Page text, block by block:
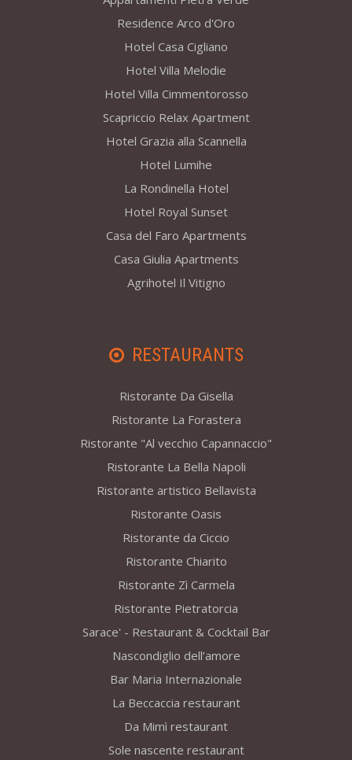
Residence Arco d'Oro
Hotel Casa Cigliano
Hotel Villa Melodie
Hotel Villa Cimmentorosso
Scapriccio Relax Apartment
Hotel Grazia alla Scannella
Hotel Lumihe
La Rondinella Hotel
Hotel Royal Sunset
Casa del Faro Apartments
Casa Giulia Apartments
Agrihotel Il Vitigno
RESTAURANTS
Ristorante Da Gisella
Ristorante La Forastera
Ristorante "Al vecchio Capannaccio"
Ristorante La Bella Napoli
Ristorante artistico Bellavista
Ristorante Oasis
Ristorante da Ciccio
Ristorante Chiarito
Ristorante Zì Carmela
Ristorante Pietratorcia
Sarace' - Restaurant & Cocktail Bar
Nascondiglio dell’amore
Bar Maria Internazionale
La Beccaccia restaurant
Da Mimì restaurant
Sole nascente restaurant